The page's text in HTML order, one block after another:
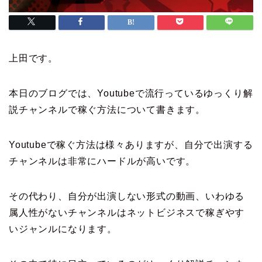
上田です。
本日のブログでは、Youtubeで流行っているゆっくり解
説チャンネルで稼ぐ方法について書きます。
Youtubeで稼ぐ方法は様々ありますが、自分で出演する
チャンネルは非常にハードルが高いです。
その代わり、自分が出演しない形式の動画、いわゆる
属人性がないチャンネルはネットビジネスで稼ぎやす
いジャンルになります。